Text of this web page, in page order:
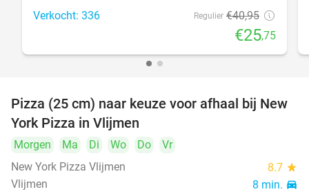
food
food
Verkocht: 336 Regulier €40,95
€25,75
55%
Pizza (25 cm) naar keuze voor afhaal bij New
York Pizza in Vlijmen
Morgen Ma Di Wo Do
Vr
New York Pizza Vlijmen
8.7 star
Vlijmen 8 min. directions_car